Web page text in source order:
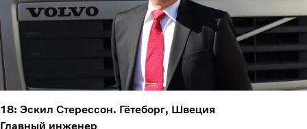
18: Эскил Стерессон. Гётеборг, Швеция
Главный инженер